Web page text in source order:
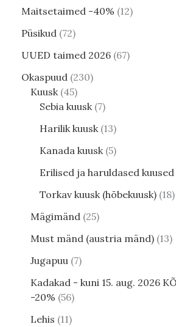
Maitsetaimed -40% 12
Püsikud 72
UUED taimed 2026 67
Okaspuud 230
Kuusk 45
Sebia kuusk 7
Harilik kuusk 13
Kanada kuusk 5
Erilised ja haruldased kuused
Torkav kuusk (hõbekuusk) 18
Mägimänd 25
Must mänd (austria mänd) 13
Jugapuu 7
Kadakad - kuni 15. aug. 2026
-20% 56
Lehis 11